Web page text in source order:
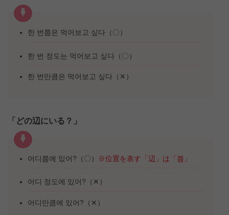
한 번쯤은 먹어보고 싶다（〇）
한 번 정도는 먹어보고 싶다（〇）
한 번만큼은 먹어보고 싶다（✕）
「どの辺にいる？」
어디쯤에 있어?（〇） ※位置を表す「辺」は「쯤」
어디 정도에 있어?（✕）
어디만큼에 있어?（✕）